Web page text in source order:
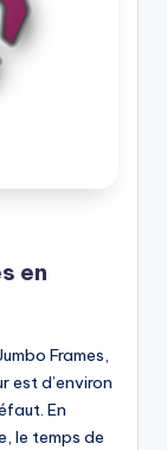
en
Frames,
est d’environ
En
le temps de